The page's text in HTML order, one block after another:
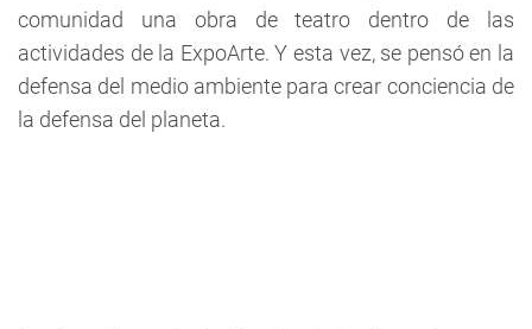
comunidad una obra de teatro dentro de las
actividades de la ExpoArte. Y esta vez, se pensó en la
defensa del medio ambiente para crear conciencia de
la defensa del planeta.